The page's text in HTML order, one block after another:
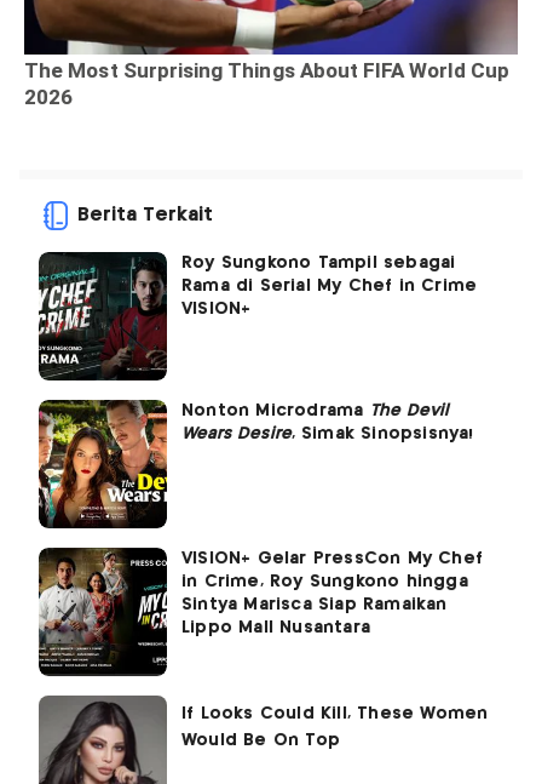
Berita Terkait
Roy Sungkono Tampil sebagai
Rama di Serial My Chef in Crime
VISION+
Nonton Microdrama The Devil
Wears Desire, Simak Sinopsisnya!
VISION+ Gelar PressCon My Chef
in Crime, Roy Sungkono hingga
Sintya Marisca Siap Ramaikan
Lippo Mall Nusantara